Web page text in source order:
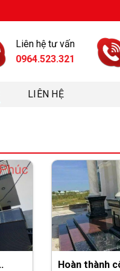
Liên hệ tư vấn
0964.523.321
LIÊN HỆ
Hoàn thành